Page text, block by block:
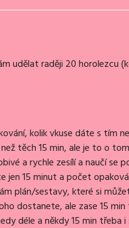
udělat raději 20 horolezcu
kolik vkuse dáte s tím
těch 15 min, ale je to o
a rychle zesílí a naučí se
15 minut a počet
plán/sestavy, které si
dostanete, ale zase 15
déle a někdy 15 min třeba